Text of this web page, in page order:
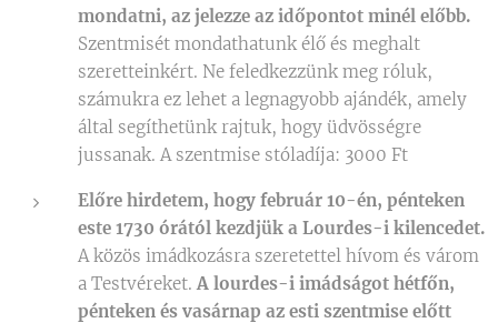
mondatni, az jelezze az időpontot minél előbb.
Szentmisét mondathatunk élő és meghalt
szeretteinkért. Ne feledkezzünk meg róluk,
számukra ez lehet a legnagyobb ajándék, amely
által segíthetünk rajtuk, hogy üdvösségre
jussanak. A szentmise stóladíja: 3000 Ft
Előre hirdetem, hogy február 10-én, pénteken
este 1730 órától kezdjük a Lourdes-i kilencedet.
A közös imádkozásra szeretettel hívom és várom
a Testvéreket.A lourdes-i imádságot hétfőn,
pénteken és vasárnap az esti szentmise előtt